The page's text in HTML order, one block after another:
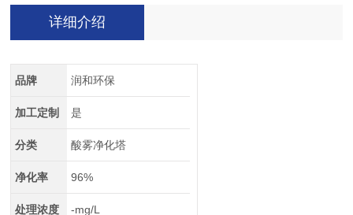
详细介绍
品牌 润和环保
加工定制 是
分类 酸雾净化塔
净化率 96%
处理浓度 -mg/L